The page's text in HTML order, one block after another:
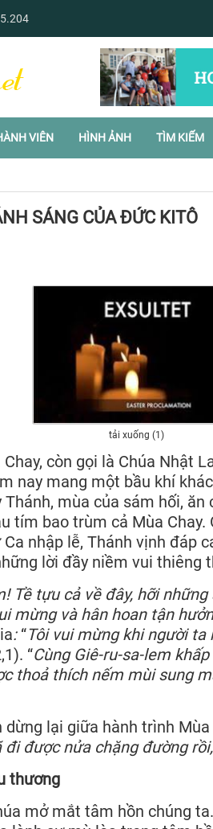
VIÊN HÌNH ẢNH TÌM KIẾM
SÁNG CỦA ĐỨC KITÔ
tải xuống (1)
còn gọi là Chúa Nhật
nay mang một bầu khí
mùa của sám hối,
tím bao trùm cả Mùa
nhập lễ, Thánh vịnh đáp
lời đầy niềm vui thiêng
Tề tựu cả về đây, hỡi
mừng và hân hoan tận
: “Tôi vui mừng khi người
“Cùng Giê-ru-sa-lem
thoả thích nếm mùi sung
lại giữa hành trình
đi được nửa chặng đường
thương
mở mắt tâm hồn chúng